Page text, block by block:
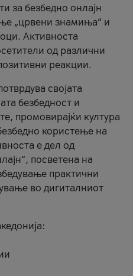
за безбедно онлајн
„црвени знамиња“ и
Активноста
од различни
реакции.
својата
безбедност и
промовирајќи култура
користење на
е дел од
посветена на
практични
во дигиталниот